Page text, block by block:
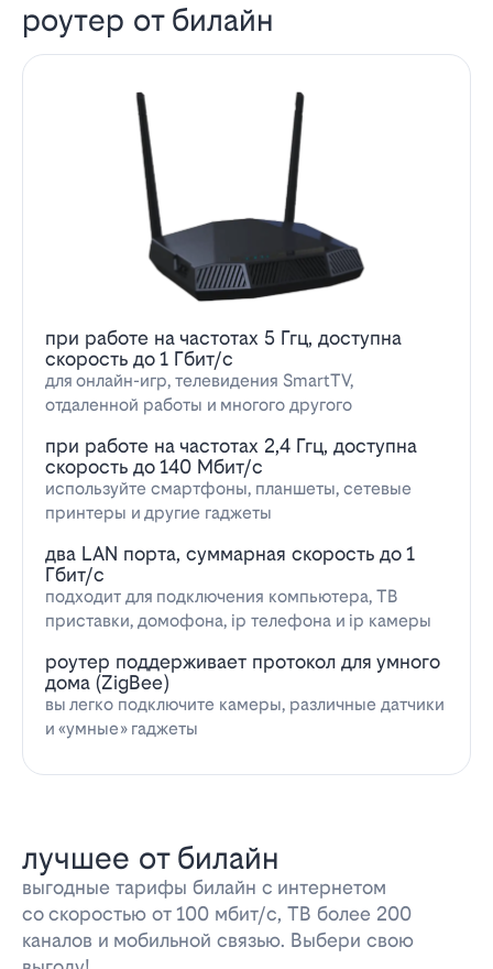
роутер от билайн
при работе на частотах 5 Ггц, доступна
скорость до 1 Гбит/с
для онлайн-игр, телевидения SmartTV,
отдаленной работы и многого другого
при работе на частотах 2,4 Ггц, доступна
скорость до 140 Мбит/с
используйте смартфоны, планшеты, сетевые
принтеры и другие гаджеты
два LAN порта, суммарная скорость до 1
Гбит/с
подходит для подключения компьютера, ТВ
приставки, домофона, ip телефона и ip камеры
роутер поддерживает протокол для умного
дома (ZigBee)
вы легко подключите камеры, различные датчики
и «умные» гаджеты
лучшее от билайн
выгодные тарифы билайн с интернетом
со скоростью от 100 мбит/с, ТВ более 200
каналов и мобильной связью. Выбери свою